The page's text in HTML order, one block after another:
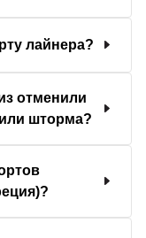
лайнера?
отменили
шторма?